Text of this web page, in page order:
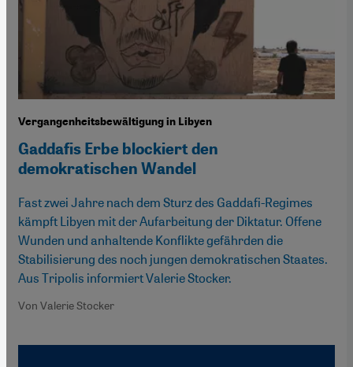
Vergangenheitsbewältigung in Libyen
Gaddafis Erbe blockiert den
demokratischen Wandel
Fast zwei Jahre nach dem Sturz des Gaddafi-Regimes
kämpft Libyen mit der Aufarbeitung der Diktatur. Offene
Wunden und anhaltende Konflikte gefährden die
Stabilisierung des noch jungen demokratischen Staates.
Aus Tripolis informiert Valerie Stocker.
Von Valerie Stocker